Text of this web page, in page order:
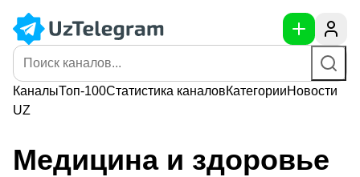
КаналыТоп-100Статистика каналовКатегорииНовости
UZ
Медицина и здоровье